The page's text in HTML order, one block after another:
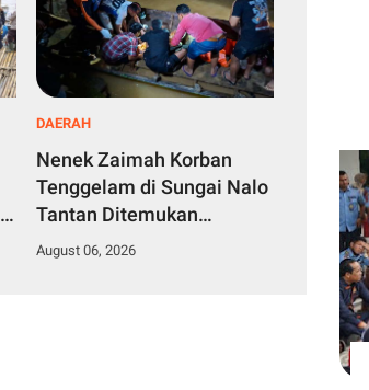
DAERAH
Nenek Zaimah Korban
Tenggelam di Sungai Nalo
Tantan Ditemukan
Meninggal Dunia 3 Km dari
August 06, 2026